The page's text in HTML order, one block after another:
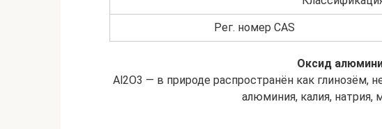
Рег. номер CAS
Оксид
Al2O3 — в природе распространён как глинозём,
алюминия, калия, натрия,